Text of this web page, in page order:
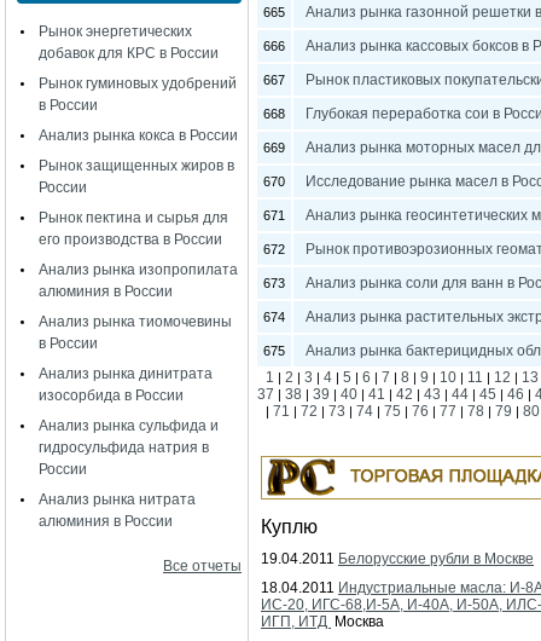
Рынок энергетических
добавок для КРС в России
Рынок гуминовых удобрений
в России
Анализ рынка кокса в России
Рынок защищенных жиров в
России
Рынок пектина и сырья для
его производства в России
Анализ рынка изопропилата
алюминия в России
Анализ рынка тиомочевины
в России
Анализ рынка динитрата
изосорбида в России
Анализ рынка сульфида и
гидросульфида натрия в
России
Анализ рынка нитрата
алюминия в России
Все отчеты
665 Анализ рынка газонной решетки
666 Анализ рынка кассовых боксов в
667 Рынок пластиковых
668 Глубокая переработка сои в
669 Анализ рынка моторных масел
670 Исследование рынка масел в
671 Анализ рынка геосинтетических
672 Рынок противоэрозионных
673 Анализ рынка соли для ванн в
674 Анализ рынка растительных
675
Анализ рынка бактерицидных
1 |2 |3 |4 |5 |6 |7 |8 |9 | 10 | 11 | 12 | 13
37 |38 |39 |40 |41 |42 |43 |44 |45 |46 |
| 71 | 72 | 73 | 74 | 75 | 76 | 77 | 78 | 79 | 80
Куплю
19.04.2011 Белорусские рубли в Москве
18.04.2011 Индустриальные масла: И-
ИС-20, ИГС-68,И-5А, И-40А, И-50А,
ИГП, ИТД Москва